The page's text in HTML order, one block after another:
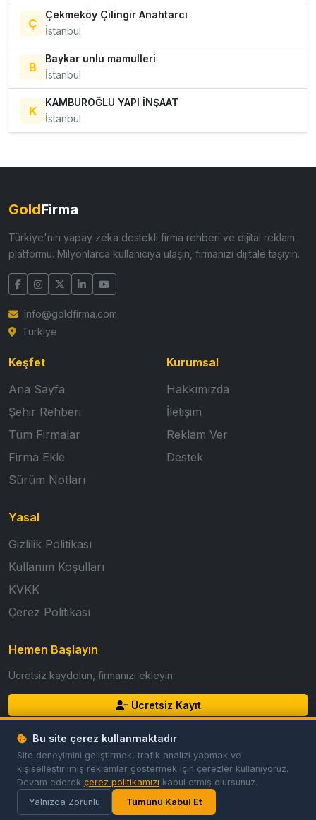
Ç
Çekmeköy Çilingir Anahtarcı
İstanbul
B
Baykar unlu mamulleri
İstanbul
K
KAMBUROĞLU YAPI İNŞAAT
İstanbul
GoldFirma
Türkiye'nin yapay zeka destekli firma rehberi ve dijital reklam
platformu. Milyonlarca kullanıcıya ulaşın, firmanızı dijitale taşıyın.
info@goldfirma.com
Türkiye
Keşfet
Ana Sayfa
Şehir Rehberi
Tüm Firmalar
Firma Ekle
Sürüm Notları
Kurumsal
Hakkımızda
İletişim
Reklam Ver
Destek
Yasal
Gizlilik Politikası
Kullanım Koşulları
KVKK
Çerez Politikası
Hemen Başlayın
Ücretsiz kaydolun, firmanızı ekleyin.
Ücretsiz Kayıt
Giriş Yap
© 2026 GoldFirma. Tüm hakları saklıdır.
GizlilikKoşullarÇerezler Çerez Tercihleri
Bu site çerez kullanmaktadır
Site deneyimini geliştirmek, trafik analizi yapmak ve
kişiselleştirilmiş reklamlar göstermek için çerezler kullanıyoruz.
Devam ederek çerez politikamızı kabul etmiş olursunuz.
Yalnızca Zorunlu
Tümünü Kabul Et